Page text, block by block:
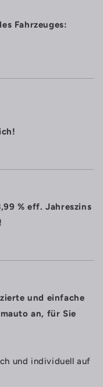
Fahrzeuges:
% eff. Jahreszins
und einfache
an, für Sie
und individuell auf